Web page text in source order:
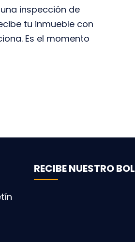
inspección de
tu inmueble con
Es el momento
RECIBE NUESTRO